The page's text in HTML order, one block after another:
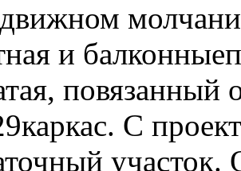
и
повязанный
С
участок.